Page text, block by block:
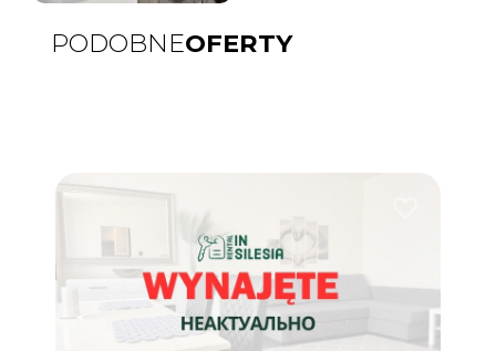
PODOBNEOFERTY